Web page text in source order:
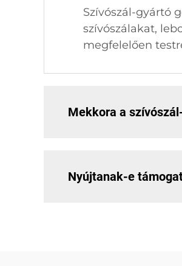
Szívószál-gyártó
szívószálakat,
megfelelően
Mekkora a
Nyújtanak-e